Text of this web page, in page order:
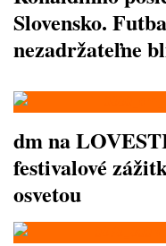
Slovensko.
nezadržateľne
dm na
festivalové
osvetou